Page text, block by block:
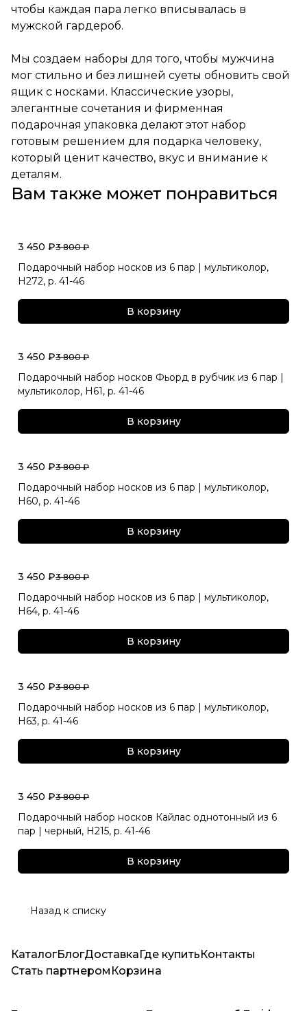
чтобы каждая пара легко вписывалась в
мужской гардероб.
Мы создаем наборы для того, чтобы мужчина
мог стильно и без лишней суеты обновить свой
ящик с носками. Классические узоры,
элегантные сочетания и фирменная
подарочная упаковка делают этот набор
готовым решением для подарка человеку,
который ценит качество, вкус и внимание к
деталям.
Вам также может понравиться
3 450 ₽3 800 ₽
Подарочный набор носков из 6 пар | мультиколор,
Н272, р. 41-46
В корзину
3 450 ₽3 800 ₽
Подарочный набор носков Фьорд в рубчик из 6 пар |
мультиколор, Н61, р. 41-46
В корзину
3 450 ₽3 800 ₽
Подарочный набор носков из 6 пар | мультиколор,
Н60, р. 41-46
В корзину
3 450 ₽3 800 ₽
Подарочный набор носков из 6 пар | мультиколор,
Н64, р. 41-46
В корзину
3 450 ₽3 800 ₽
Подарочный набор носков из 6 пар | мультиколор,
Н63, р. 41-46
В корзину
3 450 ₽3 800 ₽
Подарочный набор носков Кайлас однотонный из 6
пар | черный, Н215, р. 41-46
В корзину
Назад к списку
КаталогБлогДоставкаГде купитьКонтакты
Стать партнером Корзина